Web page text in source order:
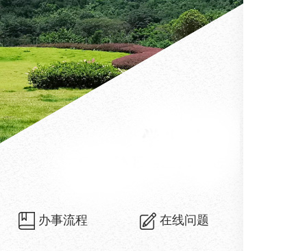
办事流程 在线问题